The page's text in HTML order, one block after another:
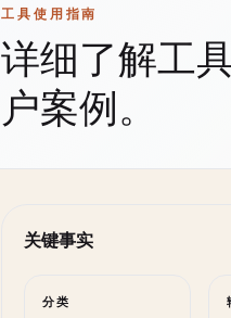
工具使用指南
详细了解工
户案例。
关键事实
分类